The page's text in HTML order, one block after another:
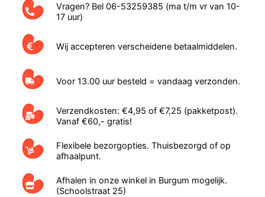
Vragen? Bel 06-53259385 (ma t/m vr van 10-
17 uur)
Wij accepteren verscheidene betaalmiddelen.
Voor 13.00 uur besteld = vandaag verzonden.
Verzendkosten: €4,95 of €7,25 (pakketpost).
Vanaf €60,- gratis!
Flexibele bezorgopties. Thuisbezorgd of op
afhaalpunt.
Afhalen in onze winkel in Burgum mogelijk.
(Schoolstraat 25)